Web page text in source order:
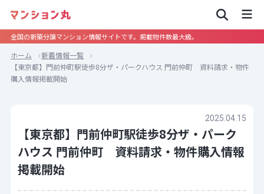
全国の新築分譲マンション情報サイトです。掲載物件数最大級。
ホーム
新着情報一覧
【東京都】門前仲町駅徒歩8分ザ・パークハウス 門前仲町 資料請求・物件
購入情報掲載開始
2025.04.15
【東京都】門前仲町駅徒歩8分ザ・パーク
ハウス 門前仲町 資料請求・物件購入情報
掲載開始